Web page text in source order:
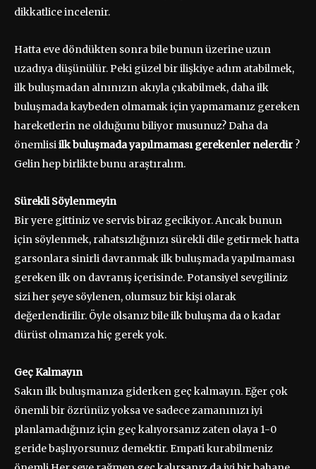
dikkatlice incelenir.
Hatta eve döndükten sonra bile bunun üzerine uzun
uzadıya düşünülür. Peki güzel bir ilişkiye adım atabilmek,
ilk buluşmadan alnınızın akıyla çıkabilmek, daha ilk
buluşmada kaybeden olmamak için yapmamanız gereken
hareketlerin ne olduğunu biliyor musunuz? Daha da
önemlisi ilk buluşmada yapılmaması gerekenler nelerdir ?
Gelin hep birlikte bunu araştıralım.
Sürekli Söylenmeyin
Bir yere gittiniz ve servis biraz gecikiyor. Ancak bunun
için söylenmek, rahatsızlığınızı sürekli dile getirmek hatta
garsonlara sinirli davranmak ilk buluşmada yapılmaması
gereken ilk on davranış içerisinde. Potansiyel sevgiliniz
sizi her şeye söylenen, olumsuz bir kişi olarak
değerlendirilir. Öyle olsanız bile ilk buluşma da o kadar
dürüst olmanıza hiç gerek yok.
Geç Kalmayın
Sakın ilk buluşmanıza giderken geç kalmayın. Eğer çok
önemli bir özrünüz yoksa ve sadece zamanınızı iyi
planlamadığınız için geç kalıyorsanız zaten olaya 1-0
geride başlıyorsunuz demektir. Empati kurabilmeniz